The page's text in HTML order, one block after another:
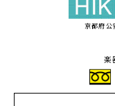
京都府
楽